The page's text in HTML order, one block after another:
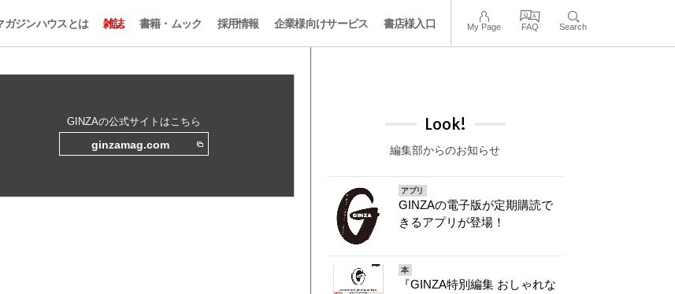
ガジンハウスとは 雑誌 書籍・ムック 採用情報 企業様向けサービス 書店様入口 My Page FAQ Search
GINZAの公式サイトはこちら
ginzamag.com
Look!
編集部からのお知らせ
アプリ
GINZAの電子版が定期購読で
きるアプリが登場！
本
『GINZA特別編集 おしゃれな